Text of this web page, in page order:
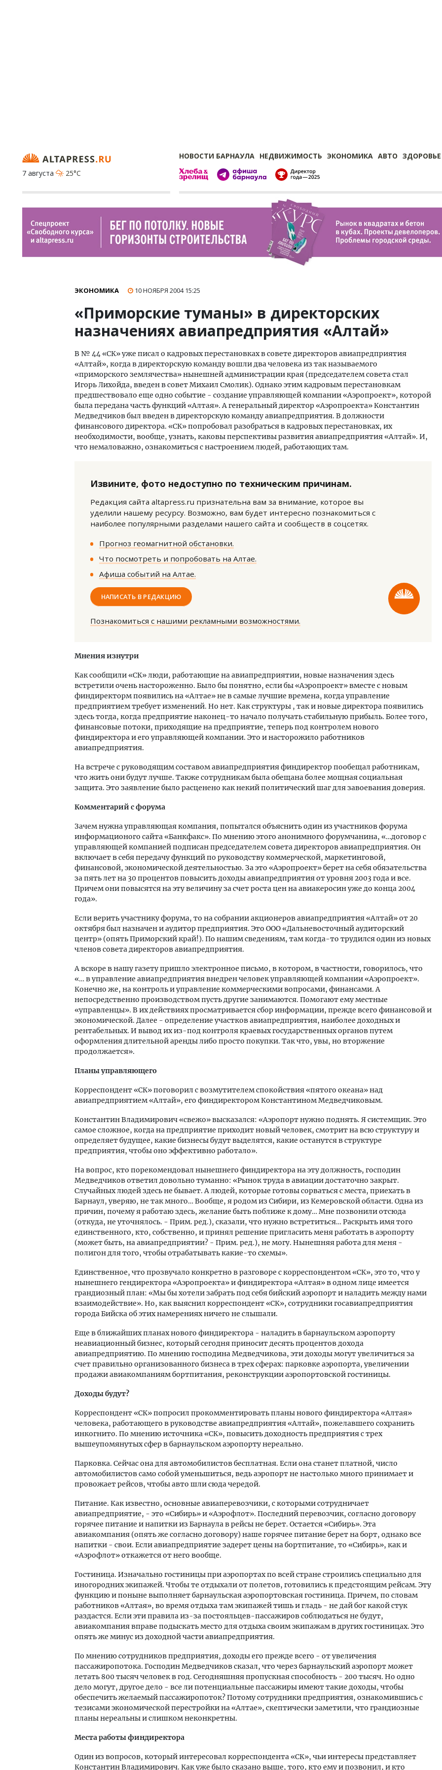
НОВОСТИ БАРНАУЛА НЕДВИЖИМОСТЬ ЭКОНОМИКА АВТО ЗДОРОВЬЕ
7 августа
25°C
ЭКОНОМИКА 10 НОЯБРЯ 200415:25
«Приморские туманы» в директорских
назначениях авиапредприятия «Алтай»
В № 44 «СК» уже писал о кадровых перестановках в совете директоров авиапредприятия
«Алтай», когда в директорскую команду вошли два человека из так называемого
«приморского землячества» нынешней администрации края (председателем совета стал
Игорь Лихойда, введен в совет Михаил Смолик). Однако этим кадровым перестановкам
предшествовало еще одно событие - создание управляющей компании «Аэропроект», которой
была передана часть функций «Алтая». А генеральный директор «Аэропроекта» Константин
Медведчиков был введен в директорскую команду авиапредприятия. В должности
финансового директора. «СК» попробовал разобраться в кадровых перестановках, их
необходимости, вообще, узнать, каковы перспективы развития авиапредприятия «Алтай». И,
что немаловажно, ознакомиться с настроением людей, работающих там.
Извините, фото недоступно по техническим причинам.
Редакция сайта altapress.ru признательна вам за внимание, которое вы
уделили нашему ресурсу. Возможно, вам будет интересно познакомиться с
наиболее популярными разделами нашего сайта и сообществ в соцсетях.
Прогноз геомагнитной обстановки.
Что посмотреть и попробовать на Алтае.
Афиша событий на Алтае.
НАПИСАТЬ В РЕДАКЦИЮ
Познакомиться с нашими рекламными возможностями.
Мнения изнутри
Как сообщили «СК» люди, работающие на авиапредприятии, новые назначения здесь
встретили очень настороженно. Было бы понятно, если бы «Аэропроект» вместе с новым
финдиректорм появились на «Алтае» не в самые лучшие времена, когда управление
предприятием требует изменений. Но нет. Как структуры , так и новые директора появились
здесь тогда, когда предприятие наконец-то начало получать стабильную прибыль. Более того,
финансовые потоки, приходящие на предприятие, теперь под контролем нового
финдиректора и его управляющей компании. Это и насторожило работников
авиапредприятия.
На встрече с руководящим составом авиапредприятия финдиректор пообещал работникам,
что жить они будут лучше. Также сотрудникам была обещана более мощная социальная
защита. Это заявление было расценено как некий политический шаг для завоевания доверия.
Комментарий с форума
Зачем нужна управляющая компания, попытался объяснить один из участников форума
информационого сайта «Банкфакс». По мнению этого анонимного форумчанина, «…договор с
управляющей компанией подписан председателем совета директоров авиапредприятия. Он
включает в себя передачу функций по руководству коммерческой, маркетинговой,
финансовой, экономической деятельностью. За это «Аэропроект» берет на себя обязательства
за пять лет на 30 процентов повысить доходы авиапредприятия от уровня 2003 года и все.
Причем они повысятся на эту величину за счет роста цен на авиакеросин уже до конца 2004
года».
Если верить участнику форума, то на собрании акционеров авиапредприятия «Алтай» от 20
октября был назначен и аудитор предприятия. Это ООО «Дальневосточный аудиторский
центр» (опять Приморский край!). По нашим сведениям, там когда-то трудился один из новых
членов совета директоров авиапредприятия.
А вскоре в нашу газету пришло электронное письмо, в котором, в частности, говорилось, что
«… в управление авиапредприятия внедрен человек управляющей компании «Аэропроект».
Конечно же, на контроль и управление коммерческими вопросами, финансами. А
непосредственно производством пусть другие занимаются. Помогают ему местные
«управленцы». В их действиях просматривается сбор информации, прежде всего финансовой и
экономической. Далее - определение участков авиапредприятия, наиболее доходных и
рентабельных. И вывод их из-под контроля краевых государственных органов путем
оформления длительной аренды либо просто покупки. Так что, увы, но вторжение
продолжается».
Планы управляющего
Корреспондент «СК» поговорил с возмутителем спокойствия «пятого океана» над
авиапредприятием «Алтай», его финдиректором Константином Медведчиковым.
Константин Владимирович «свежо» высказался: «Аэропорт нужно поднять. Я системщик. Это
самое сложное, когда на предприятие приходит новый человек, смотрит на всю структуру и
определяет будущее, какие бизнесы будут выделятся, какие останутся в структуре
предприятия, чтобы оно эффективно работало».
На вопрос, кто порекомендовал нынешнего финдиректора на эту должность, господин
Медведчиков ответил довольно туманно: «Рынок труда в авиации достаточно закрыт.
Случайных людей здесь не бывает. А людей, которые готовы сорваться с места, приехать в
Барнаул, уверяю, не так много… Вообще, я родом из Сибири, из Кемеровской области. Одна из
причин, почему я работаю здесь, желание быть поближе к дому… Мне позвонили отсюда
(откуда, не уточнялось. - Прим. ред.), сказали, что нужно встретиться… Раскрыть имя того
единственного, кто, собственно, и принял решение пригласить меня работать в аэропорту
(может быть, на авиапредприятии? - Прим. ред.), не могу. Нынешняя работа для меня -
полигон для того, чтобы отрабатывать какие-то схемы».
Единственное, что прозвучало конкретно в разговоре с корреспондентом «СК», это то, что у
нынешнего гендиректора «Аэропроекта» и финдиректора «Алтая» в одном лице имеется
грандиозный план: «Мы бы хотели забрать под себя бийский аэропорт и наладить между нами
взаимодействие». Но, как выяснил корреспондент «СК», сотрудники госавиапредприятия
города Бийска об этих намерениях ничего не слышали.
Еще в ближайших планах нового финдиректора - наладить в барнаульском аэропорту
неавиационный бизнес, который сегодня приносит десять процентов дохода
авиапредприятию. По мнению господина Медведчикова, эти доходы могут увеличиться за
счет правильно организованного бизнеса в трех сферах: парковке аэропорта, увеличении
продажи авиакомпаниям бортпитания, реконструкции аэропортовской гостиницы.
Доходы будут?
Корреспондент «СК» попросил прокомментировать планы нового финдиректора «Алтая»
человека, работающего в руководстве авиапредприятия «Алтай», пожелавшего сохранить
инкогнито. По мнению источника «СК», повысить доходность предприятия с трех
вышеупомянутых сфер в барнаульском аэропорту нереально.
Парковка. Сейчас она для автомобилистов бесплатная. Если она станет платной, число
автомобилистов само собой уменьшиться, ведь аэропорт не настолько много принимает и
провожает рейсов, чтобы авто шли сюда чередой.
Питание. Как известно, основные авиаперевозчики, с которыми сотрудничает
авиапредприятие, - это «Сибирь» и «Аэрофлот». Последний перевозчик, согласно договору
горячее питание и напитки из Барнаула в рейсы не берет. Остается «Сибирь». Эта
авиакомпания (опять же согласно договору) наше горячее питание берет на борт, однако все
напитки - свои. Если авиапредприятие задерет цены на бортпитание, то «Сибирь», как и
«Аэрофлот» откажется от него вообще.
Гостиница. Изначально гостиницы при аэропортах по всей стране строились специально для
иногородних экипажей. Чтобы те отдыхали от полетов, готовились к предстоящим рейсам. Эту
функцию и поныне выполняет барнаульская аэропортовская гостиница. Причем, по словам
работников «Алтая», во время отдыха там экипажей тишь и гладь - не дай бог какой стук
раздастся. Если эти правила из-за постояльцев-пассажиров соблюдаться не будут,
авиакомпания вправе подыскать место для отдыха своим экипажам в других гостиницах. Это
опять же минус из доходной части авиапредприятия.
По мнению сотрудников предприятия, доходы его прежде всего - от увеличения
пассажиропотока. Господин Медведчиков сказал, что через барнаульский аэропорт может
летать 800 тысяч человек в год. Сегодняшняя пропускная способность - 200 тысяч. Но одно
дело могут, другое дело - все ли потенциальные пассажиры имеют такие доходы, чтобы
обеспечить желаемый пассажиропоток? Потому сотрудники предприятия, ознакомившись с
тезисами экономической перестройки на «Алтае», скептически заметили, что грандиозные
планы нереальны и слишком неконкретны.
Места работы финдиректора
Один из вопросов, который интересовал корреспондента «СК», чьи интересы представляет
Константин Владимирович. Как уже было сказано выше, того, кто ему и позвонил, и кто
Ищем новые берега. Гендиректор
Гатилов — о том, как девелоперу
оставаться на плаву, когда рынок
СТРОИТЕЛЬСТВО
Архитектурный код начинается с
плитами становится новым
стандартом благоустройства
Смелость архитектурных